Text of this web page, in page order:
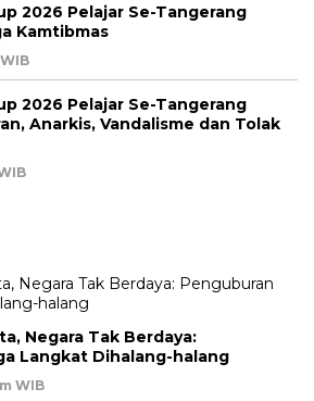
2026 Pelajar Se-Tangerang
Kamtibmas
2026 Pelajar Se-Tangerang
Anarkis, Vandalisme dan Tolak
Negara Tak Berdaya:
Langkat Dihalang-halang
WIB